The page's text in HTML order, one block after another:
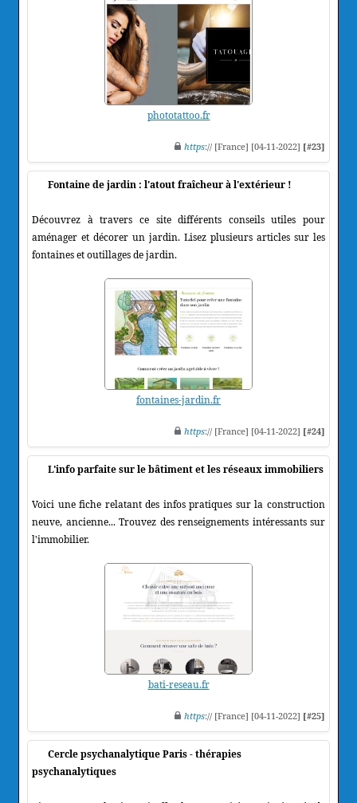
phototattoo.fr
https:// [France] [04-11-2022] [#23]
Fontaine de jardin : l'atout fraîcheur à l'extérieur !
Découvrez à travers ce site différents conseils utiles pour
aménager et décorer un jardin. Lisez plusieurs articles sur les
fontaines et outillages de jardin.
fontaines-jardin.fr
https:// [France] [04-11-2022] [#24]
L'info parfaite sur le bâtiment et les réseaux immobiliers
Voici une fiche relatant des infos pratiques sur la construction
neuve, ancienne... Trouvez des renseignements intéressants sur
l'immobilier.
bati-reseau.fr
https:// [France] [04-11-2022] [#25]
Cercle psychanalytique Paris - thérapies
psychanalytiques